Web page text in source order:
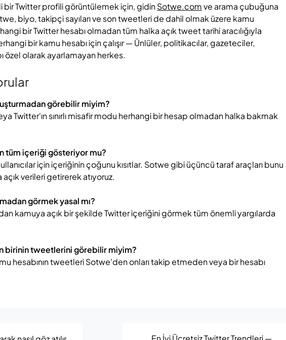
bir Twitter profili görüntülemek için, gidinSotwe.comve arama çubuğuna
biyo, takipçi sayıları ve son tweetleri de dahil olmak üzere kamu
bir Twitter hesabı olmadan tüm halka açık tweet tarihi aracılığıyla
bir kamu hesabı için çalışır — Ünlüler, politikacılar, gazeteciler,
özel olarak ayarlamayan herkes.
görebilir miyim?
Twitter'ın sınırlı misafir modu herhangi bir hesap olmadan halka bakmak
tüm içeriği gösteriyor mu?
için içeriğinin çoğunu kısıtlar. Sotwe gibi üçüncü taraf araçları bunu
açık verileri getirerek atıyoruz.
görmek yasal mı?
kamuya açık bir şekilde Twitter içeriğini görmek tüm önemli yargılarda
birinin tweetlerini görebilir miyim?
hesabının tweetleri Sotwe'den onları takip etmeden veya bir hesabı